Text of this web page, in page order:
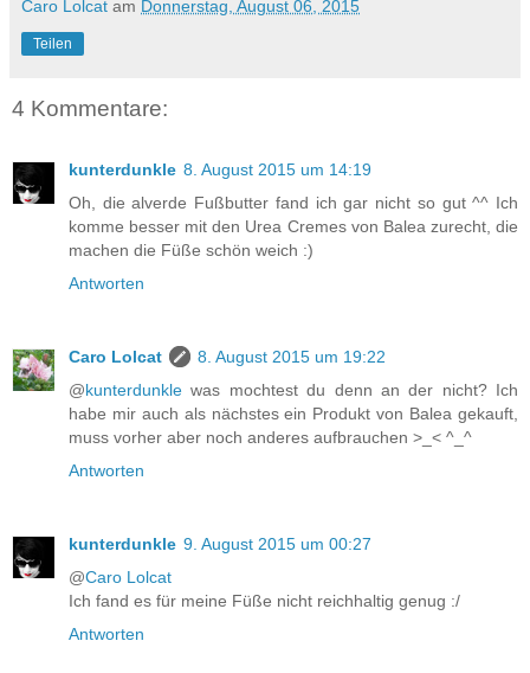
Caro Lolcat am Donnerstag, August 06, 2015
Teilen
4 Kommentare:
kunterdunkle 8. August 2015 um 14:19
Oh, die alverde Fußbutter fand ich gar nicht so gut ^^ Ich
komme besser mit den Urea Cremes von Balea zurecht, die
machen die Füße schön weich :)
Antworten
Caro Lolcat
8. August 2015 um 19:22
@kunterdunkle was mochtest du denn an der nicht? Ich
habe mir auch als nächstes ein Produkt von Balea gekauft,
muss vorher aber noch anderes aufbrauchen >_< ^_^
Antworten
kunterdunkle 9. August 2015 um 00:27
@Caro Lolcat
Ich fand es für meine Füße nicht reichhaltig genug :/
Antworten